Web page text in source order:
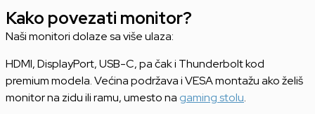
Kako povezati monitor?
Naši monitori dolaze sa više ulaza:
HDMI, DisplayPort, USB-C, pa čak i Thunderbolt kod
premium modela. Većina podržava i VESA montažu ako želiš
monitor na zidu ili ramu, umesto na gaming stolu.